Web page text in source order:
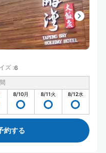
ズ :6
8/10月 8/11火 8/12水
約する